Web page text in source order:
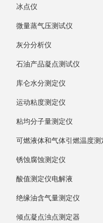
冰点仪
微量蒸气压测试仪
灰分分析仪
石油产品凝点测试仪
库仑水分测定仪
运动粘度测定仪
粘均分子量测定仪
可燃液体和气体引燃温度测
锈蚀腐蚀测定仪
酸值测定仪电解液
绝缘油含气量测定仪
倾点凝点浊点测定器